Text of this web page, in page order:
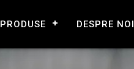
PRODUSE DESPRE NOI